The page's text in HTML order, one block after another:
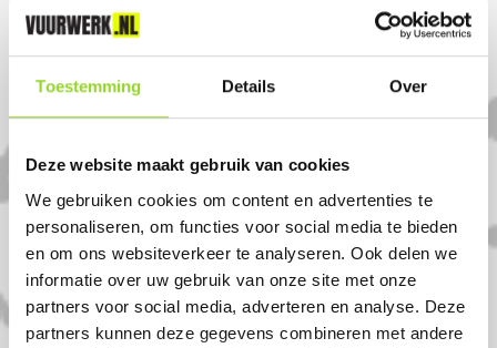
Toestemming Details Over
Deze website maakt gebruik van cookies
We gebruiken cookies om content en advertenties te
personaliseren, om functies voor social media te bieden
en om ons websiteverkeer te analyseren. Ook delen we
informatie over uw gebruik van onze site met onze
partners voor social media, adverteren en analyse. Deze
partners kunnen deze gegevens combineren met andere
Zo 11.00 - 17.00
Komt u uit Hoofddorp?
Suidgeest in Nieuw vennep. U bent van
harte welkom! U bent uiteraard ook
welkom als u uit Roelofarendsveen,
Hillegom of Leimuiden komt.